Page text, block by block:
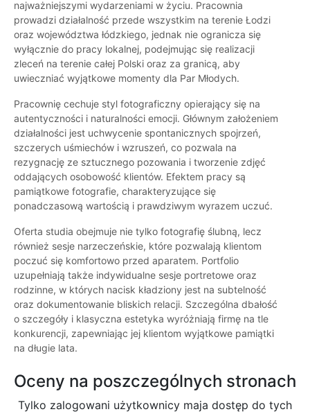
najważniejszymi wydarzeniami w życiu. Pracownia
prowadzi działalność przede wszystkim na terenie Łodzi
oraz województwa łódzkiego, jednak nie ogranicza się
wyłącznie do pracy lokalnej, podejmując się realizacji
zleceń na terenie całej Polski oraz za granicą, aby
uwieczniać wyjątkowe momenty dla Par Młodych.
Pracownię cechuje styl fotograficzny opierający się na
autentyczności i naturalności emocji. Głównym założeniem
działalności jest uchwycenie spontanicznych spojrzeń,
szczerych uśmiechów i wzruszeń, co pozwala na
rezygnację ze sztucznego pozowania i tworzenie zdjęć
oddających osobowość klientów. Efektem pracy są
pamiątkowe fotografie, charakteryzujące się
ponadczasową wartością i prawdziwym wyrazem uczuć.
Oferta studia obejmuje nie tylko fotografię ślubną, lecz
również sesje narzeczeńskie, które pozwalają klientom
poczuć się komfortowo przed aparatem. Portfolio
uzupełniają także indywidualne sesje portretowe oraz
rodzinne, w których nacisk kładziony jest na subtelność
oraz dokumentowanie bliskich relacji. Szczególna dbałość
o szczegóły i klasyczna estetyka wyróżniają firmę na tle
konkurencji, zapewniając jej klientom wyjątkowe pamiątki
na długie lata.
Oceny na poszczególnych stronach
Tylko zalogowani użytkownicy maja dostęp do tych